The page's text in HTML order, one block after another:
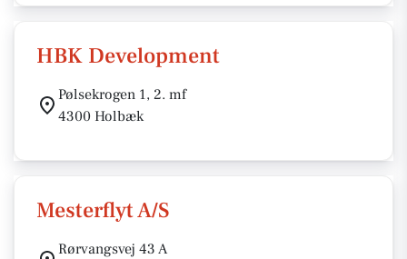
HBK Development
Pølsekrogen 1, 2. mf
4300 Holbæk
Mesterflyt A/S
Rørvangsvej 43 A